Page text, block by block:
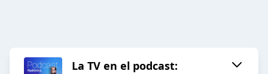
La TV en el podcast: